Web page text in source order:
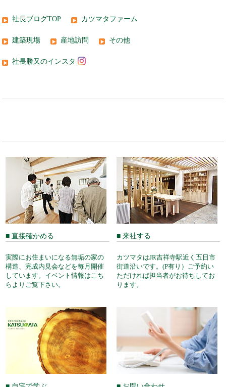
社長ブログTOP カツマタファーム
建築現場 産地訪問 その他
社長勝又のインスタ
■ 直接確かめる
実際にお住まいになる無垢の家の
構造、完成内見会などを毎月開催
しています。イベント情報はこち
らよりご覧下さい。
■ 来社する
カツマタはJR吉祥寺駅近く五日市
街道沿いです。(P有り）ご予約い
ただければ担当者がお待ちしてお
ります。